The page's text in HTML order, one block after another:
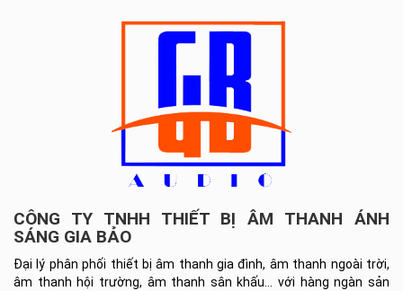
CÔNG TY TNHH THIẾT BỊ ÂM THANH ÁNH
SÁNG GIA BẢO
Đại lý phân phối thiết bị âm thanh gia đình, âm thanh ngoài trời,
âm thanh hội trường, âm thanh sân khấu… với hàng ngàn sản